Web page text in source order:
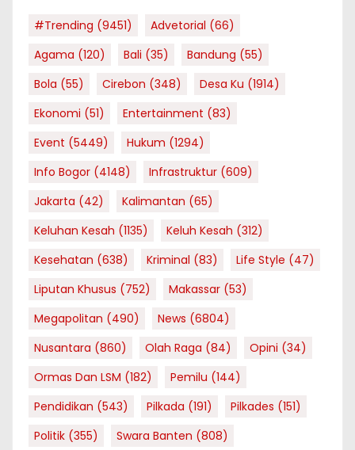
#Trending (9451) Advetorial (66)
Agama (120) Bali (35) Bandung (55)
Bola (55) Cirebon (348) Desa Ku (1914)
Ekonomi (51) Entertainment (83)
Event (5449) Hukum (1294)
Info Bogor (4148) Infrastruktur (609)
Jakarta (42) Kalimantan (65)
Keluhan Kesah (1135) Keluh Kesah (312)
Kesehatan (638) Kriminal (83) Life Style (47)
Liputan Khusus (752) Makassar (53)
Megapolitan (490) News (6804)
Nusantara (860) Olah Raga (84) Opini (34)
Ormas Dan LSM (182) Pemilu (144)
Pendidikan (543) Pilkada (191) Pilkades (151)
Politik (355) Swara Banten (808)